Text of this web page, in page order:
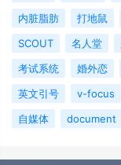
内脏脂肪
打地鼠
SCOUT
名人堂
考试系统
婚外恋
英文引号
v-focus
自媒体
document